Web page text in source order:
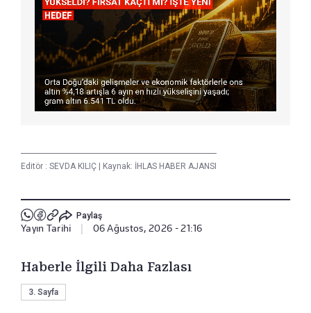
Editör : SEVDA KILIÇ | Kaynak: İHLAS HABER AJANSI
Paylaş
Yayın Tarihi | 06 Ağustos, 2026 - 21:16
Haberle İlgili Daha Fazlası
3. Sayfa